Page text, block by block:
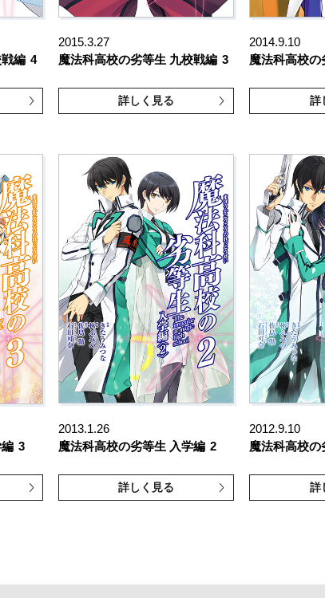
編 4
2015.3.27
魔法科高校の劣等生 九校戦編 3
詳しく見る
2014.9.10
魔法科高校
詳
3
2013.1.26
魔法科高校の劣等生 入学編 2
詳しく見る
2012.9.10
魔法科高校
詳